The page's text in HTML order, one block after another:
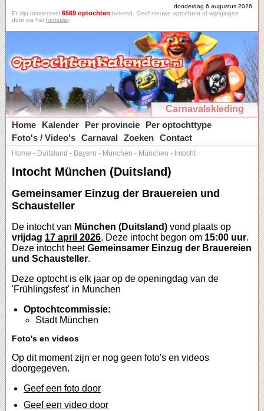
donderdag 6 augustus 2026
Er zijn momenteel 6569 optochten bekend. Geef nieuwe optochten of wijzigingen
door via het formulier.
Carnavalskleding
Home
Kalender Per provincie
Per optochttype
Foto's / Video's Carnaval Zoeken Contact
Home - Duitsland - Bayern - München - München - Intocht
Intocht München (Duitsland)
Gemeinsamer Einzug der Brauereien und
Schausteller
De intocht van München (Duitsland) vond plaats op
vrijdag 17 april 2026. Deze intocht begon om 15:00 uur.
Deze intocht heetGemeinsamer Einzug der Brauereien
und Schausteller.
Deze optocht is elk jaar op de openingdag van de
'Frühlingsfest' in Munchen
Optochtcommissie:
Stadt München
Foto's en videos
Op dit moment zijn er nog geen foto's en videos
doorgegeven.
Geef een foto door
Geef een video door